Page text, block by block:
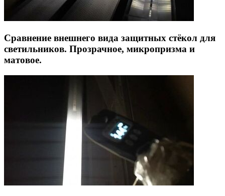
Сравнение внешнего вида защитных стёкол для
светильников. Прозрачное, микропризма и
матовое.